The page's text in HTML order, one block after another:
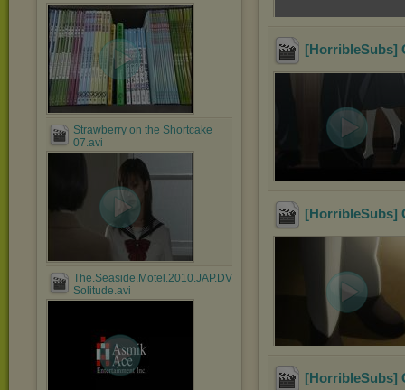
Strawberry on the Shortcake
07.avi
The.Seaside.Motel.2010.JAP.DVDRip.XviD-
Solitude.avi
[HorribleSubs]
[HorribleSubs]
[HorribleSubs]